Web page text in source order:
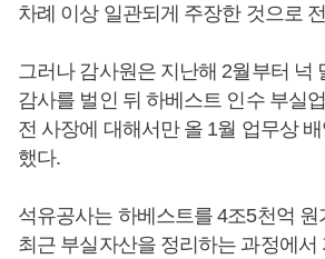
차례 이상 일관되게 주장한 것으로
그러나 감사원은 지난해 2월부터 넉
감사를 벌인 뒤 하베스트 인수 부실
전 사장에 대해서만 올 1월 업무상
했다.
석유공사는 하베스트를 4조5천억
최근 부실자산을 정리하는 과정에서